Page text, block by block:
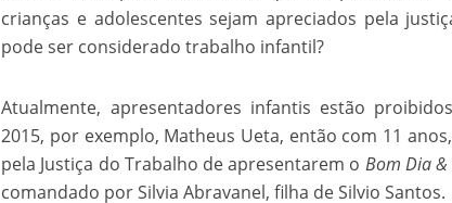
crianças e adolescentes sejam apreciados pela
pode ser considerado trabalho infantil?
Atualmente, apresentadores infantis estão
2015, por exemplo, Matheus Ueta, então com 11
pela Justiça do Trabalho de apresentarem o Bom Dia &
comandado por Silvia Abravanel, filha de Silvio Santos.